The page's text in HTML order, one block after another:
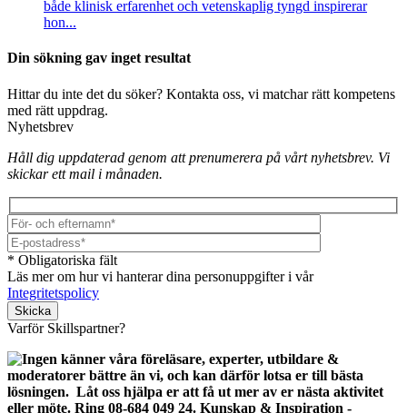
både klinisk erfarenhet och vetenskaplig tyngd inspirerar
hon...
Din sökning gav inget resultat
Hittar du inte det du söker? Kontakta oss, vi matchar rätt kompetens
med rätt uppdrag.
Nyhetsbrev
Håll dig uppdaterad genom att prenumerera på vårt nyhetsbrev. Vi
skickar ett mail i månaden.
* Obligatoriska fält
Läs mer om hur vi hanterar dina personuppgifter i vår
Integritetspolicy
Lämna detta fält tomt.
Varför Skillspartner?